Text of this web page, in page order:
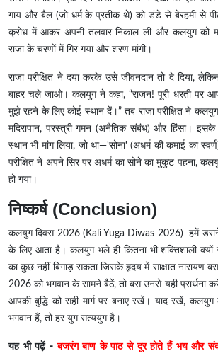
गाय और बैल (जो धर्म के प्रतीक थे) को डंडे से बेरहमी से पीट
क्रोध में आकर अपनी तलवार निकाल ली और कलयुग को
राजा के चरणों में गिर गया और शरण मांगी।
राजा परीक्षित ने दया करके उसे जीवनदान तो दे दिया,
बाहर चले जाओ। कलयुग ने कहा, “राजन! पूरी धरती पर
मुझे रहने के लिए कोई स्थान दें।” तब राजा परीक्षित ने
मदिरापान, परस्त्री गमन (अनैतिक संबंध) और हिंसा।
स्थान भी मांग लिया, जो था—'सोना' (अधर्म की कमाई का
परीक्षित ने अपने सिर पर अधर्म का सोने का मुकुट पहना,
हो गया।
निष्कर्ष (Conclusion)
कलयुग दिवस 2026(Kali Yuga Diwas 2026)
हमें
के लिए आता है। कलयुग भले ही कितना भी शक्तिशाली
का कुछ नहीं बिगाड़ सकता जिसके हृदय में साक्षात
2026 को भगवान के सामने बैठें, तो बस उनसे यही प्रार्थना
आपकी बुद्धि को सही मार्ग पर बनाए रखें। याद रखें,
भगवान हैं, तो हर युग सत्ययुग है।
यह भी पढ़ें -बजरंग बाण के पाठ से दूर होते हैं भय और